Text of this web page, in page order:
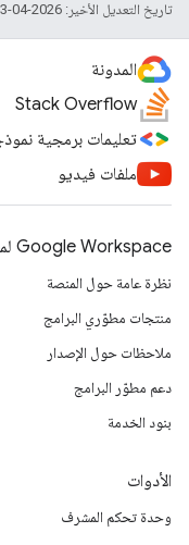
تاريخ التعديل الأخير: 2026-04-13 (حسب التوقيت العالمي المتفَّق عليه)
المدونة
Stack Overflow
تعليمات برمجية
ملفات فيديو
Google Workspace لمطوّري البرامج
نظرة عامة حول المنصة
منتجات مطوّري البرامج
ملاحظات حول الإصدار
دعم مطوّر البرامج
بنود الخدمة
الأدوات
وحدة تحكم المشرف